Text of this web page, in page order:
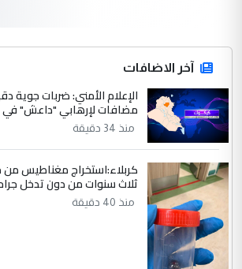
صلاح مهدي حسن
التعليق : صلاح مهدي حسن ...
الموضوع :
هيئة الحج تصدر قرارا يخص
وتعديل استمارة قرعة الحج
صلاح مهدي حسن
التعليق : صلاح مهدي حسن ...
الموضوع :
وتعديل استمارة قرعة الحج
آخر الاضافات
مضافات لإرهابي "داعش"
منذ 34 دقيقة
كربلاء:استخراج مغناطيس
ثلاث سنوات من دون تدخل
منذ 40 دقيقة